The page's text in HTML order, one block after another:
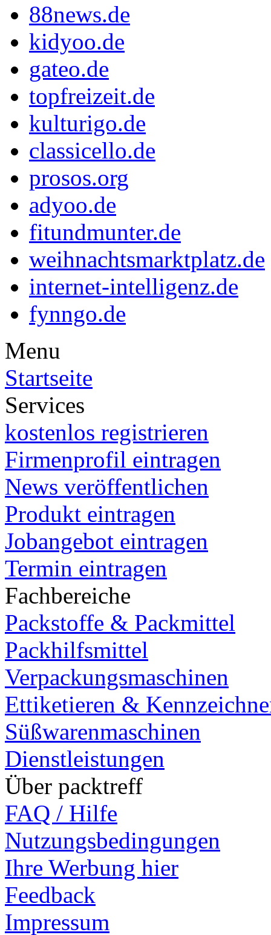
88news.de
kidyoo.de
gateo.de
topfreizeit.de
kulturigo.de
classicello.de
prosos.org
adyoo.de
fitundmunter.de
weihnachtsmarktplatz.de
internet-intelligenz.de
fynngo.de
Menu
Startseite
Services
kostenlos registrieren
Firmenprofil eintragen
News veröffentlichen
Produkt eintragen
Jobangebot eintragen
Termin eintragen
Fachbereiche
Packstoffe & Packmittel
Packhilfsmittel
Verpackungsmaschinen
Ettiketieren &
Süßwarenmaschinen
Dienstleistungen
Über packtreff
FAQ / Hilfe
Nutzungsbedingungen
Ihre Werbung hier
Feedback
Impressum